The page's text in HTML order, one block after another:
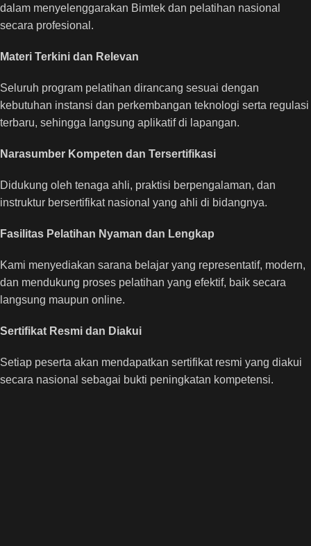
dalam menyelenggarakan Bimtek dan pelatihan nasional
secara profesional.
Materi Terkini dan Relevan
Seluruh program pelatihan dirancang sesuai dengan
kebutuhan instansi dan perkembangan teknologi serta regulasi
terbaru, sehingga langsung aplikatif di lapangan.
Narasumber Kompeten dan Tersertifikasi
Didukung oleh tenaga ahli, praktisi berpengalaman, dan
instruktur bersertifikat nasional yang ahli di bidangnya.
Fasilitas Pelatihan Nyaman dan Lengkap
Kami menyediakan sarana belajar yang representatif, modern,
dan mendukung proses pelatihan yang efektif, baik secara
langsung maupun online.
Sertifikat Resmi dan Diakui
Setiap peserta akan mendapatkan sertifikat resmi yang diakui
secara nasional sebagai bukti peningkatan kompetensi.